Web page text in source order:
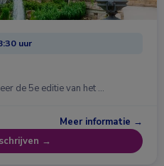
uur
de 5e editie van het …
Meer informatie →
→